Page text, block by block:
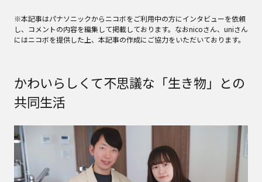
※本記事はパナソニックからニコボをご利用中の方にインタビューを依頼
し、コメントの内容を編集して掲載しております。なおnicoさん、uniさん
にはニコボを提供した上、本記事の作成にご協力をいただいております。
かわいらしくて不思議な「生き物」との
共同生活